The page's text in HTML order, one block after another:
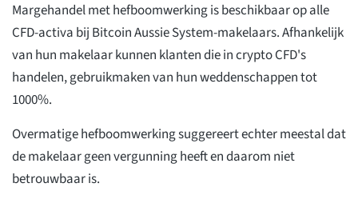
Margehandel met hefboomwerking is beschikbaar op alle
CFD-activa bij Bitcoin Aussie System-makelaars. Afhankelijk
van hun makelaar kunnen klanten die in crypto CFD's
handelen, gebruikmaken van hun weddenschappen tot
1000%.
Overmatige hefboomwerking suggereert echter meestal dat
de makelaar geen vergunning heeft en daarom niet
betrouwbaar is.